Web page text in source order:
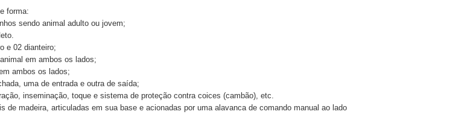
forma:
sendo animal adulto ou jovem;
e 02 dianteiro;
em ambos os lados;
ambos os lados;
uma de entrada e outra de saída;
inseminação, toque e sistema de proteção contra coices (cambão), etc.
de madeira, articuladas em sua base e acionadas por uma alavanca de comando manual ao lado